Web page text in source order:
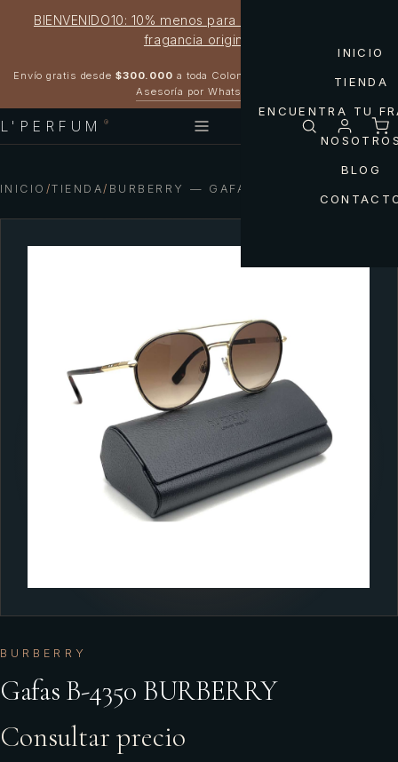
BIENVENIDO10: 10% menos para estrenar tu próxima
fragancia original
Envío gratis desde $300.000 a toda Colombia
Asesoría por WhatsApp
L'PERFUM ®
INICIO
TIENDA
ENCUENTRA TU
BLOG
INICIO /TIENDA/ BURBERRY — GAFAS B-4350 BURBERRY
BURBERRY
Gafas B-4350 BURBERRY
Consultar precio